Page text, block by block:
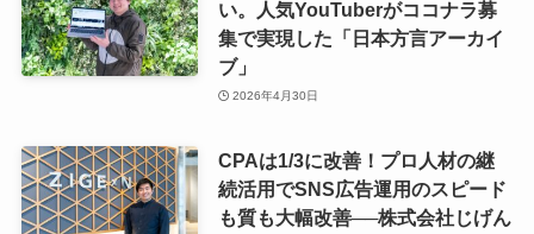
い。人気YouTuberがココナラ募
集で実現した「日本方言アーカイ
ブ」
2026年4月30日
CPAは1/3に改善！プロ人材の継
続活用でSNS広告運用のスピード
も質も大幅改善──株式会社じげん